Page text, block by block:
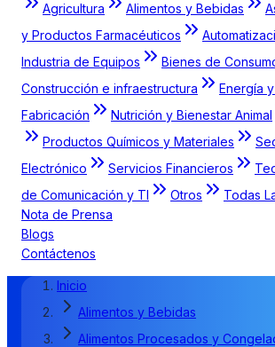
Agricultura Alimentos y Bebidas
y Productos Farmacéuticos
Industria de Equipos
Bienes de
Construcción e infraestructura
Energía
Fabricación
Nutrición y Bienestar Animal
Productos Químicos y Materiales
Electrónico
Servicios Financieros
de Comunicación y TI
Otros
Todas
Nota de Prensa
Blogs
Contáctenos
Inicio
Alimentos y Bebidas
Alimentos Procesados y